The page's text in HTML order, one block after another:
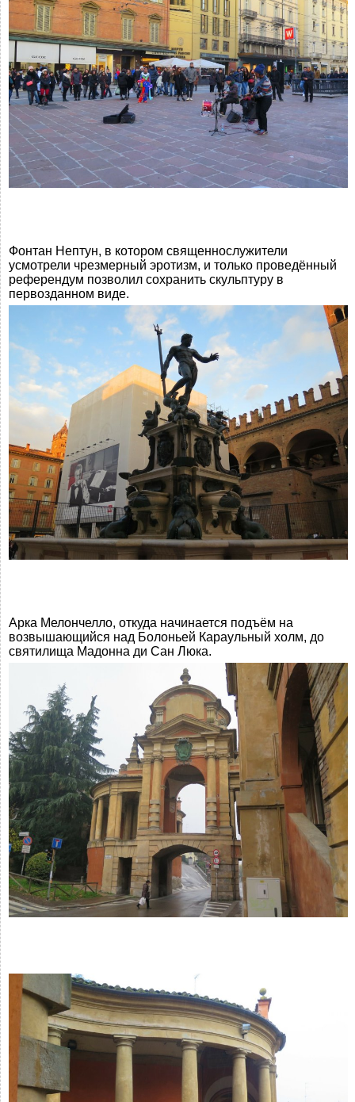
Фонтан Нептун, в котором священнослужители
усмотрели чрезмерный эротизм, и только проведённый
референдум позволил сохранить скульптуру в
первозданном виде.
Арка Мелончелло, откуда начинается подъём на
возвышающийся над Болоньей Караульный холм, до
святилища Мадонна ди Сан Люка.